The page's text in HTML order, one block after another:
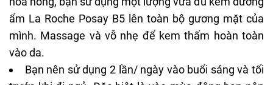
hoa hồng, bạn sử dụng một lượng vừa đủ kem dưỡng
ẩm La Roche Posay B5 lên toàn bộ gương mặt của
mình. Massage và vỗ nhẹ để kem thấm hoàn toàn
vào da.
Bạn nên sử dụng 2 lần/ ngày vào buổi sáng và tối